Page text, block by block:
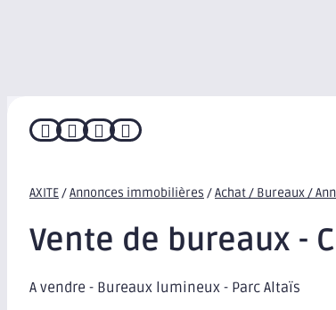
   
AXITE/Annonces immobilières /Achat / Bureaux /
Vente de bureaux -
A vendre - Bureaux lumineux - Parc Altaïs